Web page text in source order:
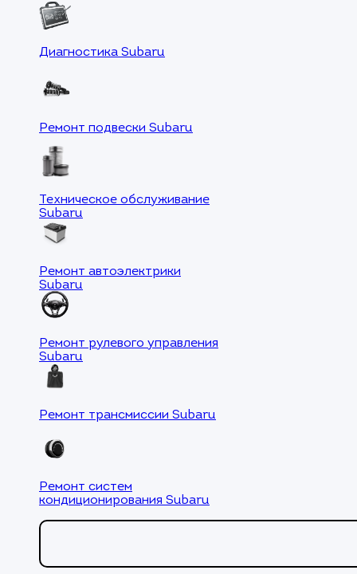
Диагностика Subaru
Ремонт подвески Subaru
Техническое обслуживание
Subaru
Ремонт автоэлектрики
Subaru
Ремонт рулевого управления
Subaru
Ремонт трансмиссии Subaru
Ремонт систем
кондиционирования Subaru